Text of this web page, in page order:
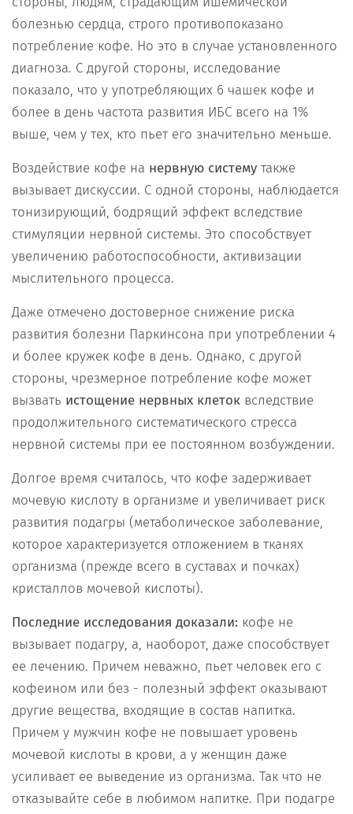
болезнью сердца, строго противопоказано
потребление кофе. Но это в случае установленного
диагноза. С другой стороны, исследование
показало, что у употребляющих 6 чашек кофе и
более в день частота развития ИБС всего на 1%
выше, чем у тех, кто пьет его значительно меньше.
Воздействие кофе на нервную систему также
вызывает дискуссии. С одной стороны, наблюдается
тонизирующий, бодрящий эффект вследствие
стимуляции нервной системы. Это способствует
увеличению работоспособности, активизации
мыслительного процесса.
Даже отмечено достоверное снижение риска
развития болезни Паркинсона при употреблении 4
и более кружек кофе в день. Однако, с другой
стороны, чрезмерное потребление кофе может
вызвать истощение нервных клеток вследствие
продолжительного систематического стресса
нервной системы при ее постоянном возбуждении.
Долгое время считалось, что кофе задерживает
мочевую кислоту в организме и увеличивает риск
развития подагры (метаболическое заболевание,
которое характеризуется отложением в тканях
организма (прежде всего в суставах и почках)
кристаллов мочевой кислоты).
Последние исследования доказали: кофе не
вызывает подагру, а, наоборот, даже способствует
ее лечению. Причем неважно, пьет человек его с
кофеином или без - полезный эффект оказывают
другие вещества, входящие в состав напитка.
Причем у мужчин кофе не повышает уровень
мочевой кислоты в крови, а у женщин даже
усиливает ее выведение из организма. Так что не
отказывайте себе в любимом напитке. При подагре